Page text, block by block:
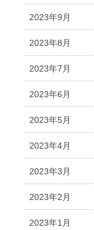
2023年9月
2023年8月
2023年7月
2023年6月
2023年5月
2023年4月
2023年3月
2023年2月
2023年1月